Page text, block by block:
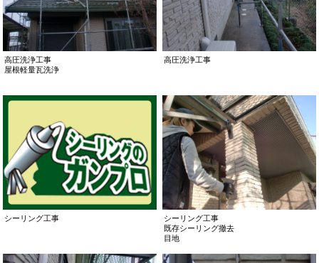
高圧洗浄工事
屋根軽量瓦洗浄
高圧洗浄工事
シーリング工事
シーリング工事
既存シーリング撤去
目地